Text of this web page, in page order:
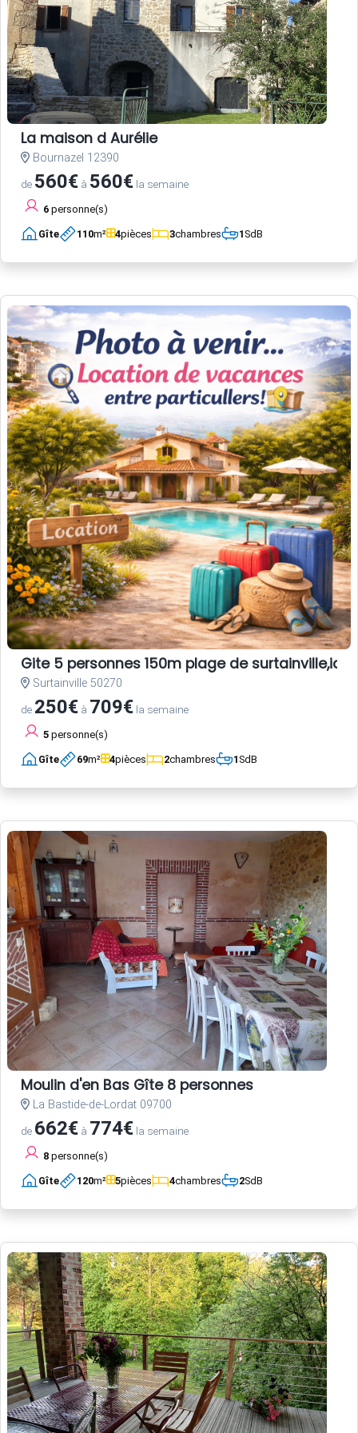
La maison d Aurélie
Bournazel 12390
de 560€ à 560€ la semaine
6 personne(s)
Gîte 110m² 4pièces 3chambres 1SdB
Gite 5 personnes 150m plage de
Surtainville 50270
de 250€ à 709€ la semaine
5 personne(s)
Gîte 69m² 4pièces 2chambres 1SdB
Moulin d'en Bas Gîte 8 personnes
La Bastide-de-Lordat 09700
de 662€ à 774€ la semaine
8 personne(s)
Gîte 120m² 5pièces 4chambres 2SdB